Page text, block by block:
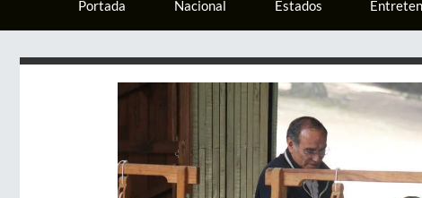
Portada Nacional Estados